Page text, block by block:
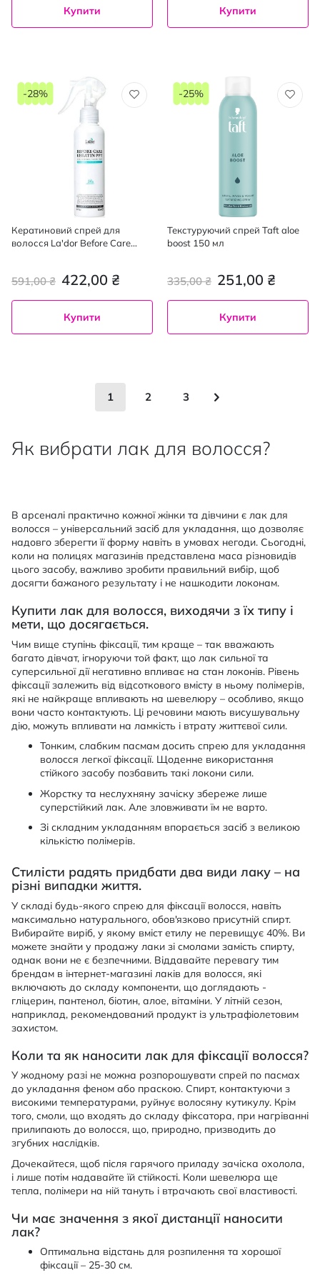
Купити Купити
Кератиновий спрей для
волосся La'dor Before Care
422,00 ₴
591,00 ₴
-28%
Купити
Текстуруючий спрей Taft aloe
boost 150 мл
251,00 ₴
335,00 ₴
-25%
Купити
You're currently reading page
1 Сторінка
2 Сторінка
3 Сторінка
Наступне
Як вибрати лак для волосся?
В арсеналі практично кожної жінки та дівчини є лак для
волосся – універсальний засіб для укладання, що дозволяє
надовго зберегти її форму навіть в умовах негоди. Сьогодні,
коли на полицях магазинів представлена маса різновидів
цього засобу, важливо зробити правильний вибір, щоб
досягти бажаного результату і не нашкодити локонам.
Купити лак для волосся, виходячи з їх типу і
мети, що досягається.
Чим вище ступінь фіксації, тим краще – так вважають
багато дівчат, ігноруючи той факт, що лак сильної та
суперсильної дії негативно впливає на стан локонів. Рівень
фіксації залежить від відсоткового вмісту в ньому полімерів,
які не найкраще впливають на шевелюру – особливо, якщо
вони часто контактують. Ці речовини мають висушувальну
дію, можуть впливати на ламкість і втрату життєвої сили.
Тонким, слабким пасмам досить спрею для укладання
волосся легкої фіксації. Щоденне використання
стійкого засобу позбавить такі локони сили.
Жорстку та неслухняну зачіску збереже лише
суперстійкий лак. Але зловживати їм не варто.
Зі складним укладанням впорається засіб з великою
кількістю полімерів.
Стилісти радять придбати два види лаку – на
різні випадки життя.
У складі будь-якого спрею для фіксації волосся, навіть
максимально натурального, обов'язково присутній спирт.
Вибирайте виріб, у якому вміст етилу не перевищує 40%. Ви
можете знайти у продажу лаки зі смолами замість спирту,
однак вони не є безпечними. Віддавайте перевагу тим
брендам в інтернет-магазині лаків для волосся, які
включають до складу компоненти, що доглядають -
гліцерин, пантенол, біотин, алое, вітаміни. У літній сезон,
наприклад, рекомендований продукт із ультрафіолетовим
захистом.
Коли та як наносити лак для фіксації волосся?
У жодному разі не можна розпорошувати спрей по пасмах
до укладання феном або праскою. Спирт, контактуючи з
високими температурами, руйнує волосяну кутикулу. Крім
того, смоли, що входять до складу фіксатора, при нагріванні
прилипають до волосся, що, природно, призводить до
згубних наслідків.
Дочекайтеся, щоб після гарячого приладу зачіска охолола,
і лише потім надавайте їй стійкості. Коли шевелюра ще
тепла, полімери на ній тануть і втрачають свої властивості.
Чи має значення з якої дистанції наносити
лак?
Оптимальна відстань для розпилення та хорошої
фіксації – 25-30 см.